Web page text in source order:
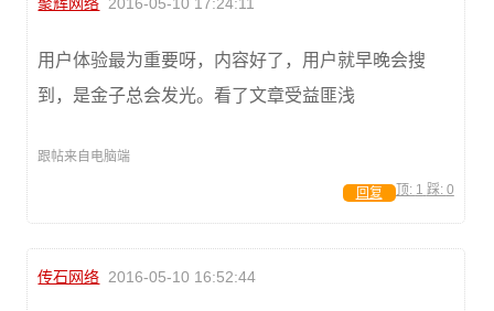
用户体验最为重要呀，内容好了，用户就早晚会搜
到，是金子总会发光。看了文章受益匪浅
跟帖来自电脑端
顶: 1 踩: 0
回复
传石网络 2016-05-10 16:52:44